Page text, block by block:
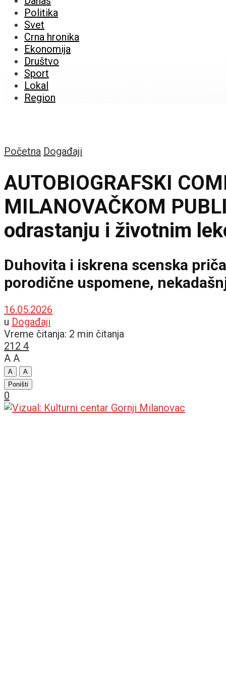
Politika
Svet
Crna hronika
Ekonomija
Društvo
Sport
Lokal
Region
Početna Događaji
AUTOBIOGRAFSKI
MILANOVAČKOM
odrastanju i životnim
Duhovita i iskrena scenska
porodične uspomene,
16.05.2026
u Događaji
Vreme čitanja: 2 min čitanja
212 4
A A
A
A
Poništi
0